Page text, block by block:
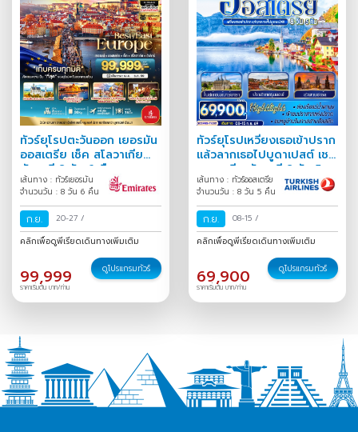
ทัวร์ยุโรปตะวันออก เยอรมัน
ออสเตรีย เช็ค สโลวาเกีย
ฮังการี 8 วัน 6 คืน
เส้นทาง : ทัวร์เยอรมัน
จำนวนวัน : 8 วัน 6 คืน
ก.ย. 20-27 /
คลิกเพื่อดูพีเรียดเดินทางเพิ่มเติม
99,999
ราคาเริ่มต้น บาท/ท่าน
ดูโปรแกรมทัวร์
ทัวร์ยุโรปเหวี่ยงเธอเข้าปราก
แล้วลากเธอไปบูดาเปสต์ เชก
ออสเตรีย ฮังการี 8 วัน 5
คืน
เส้นทาง : ทัวร์ออสเตรีย
จำนวนวัน : 8 วัน 5 คืน
ก.ย. 08-15 /
คลิกเพื่อดูพีเรียดเดินทางเพิ่มเติม
69,900
ราคาเริ่มต้น บาท/ท่าน
ดูโปรแกรมทัวร์